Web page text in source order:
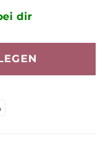
dir